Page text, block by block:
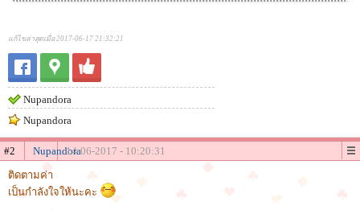
แก้ไขล่าสุดเมื่อ 2017-06-17 21:32:21
Nupandora
Nupandora
#2 Nupandora14-06-2017 - 10:20:31
ติดตามค่า
เป็นกำลังใจให้นะคะ